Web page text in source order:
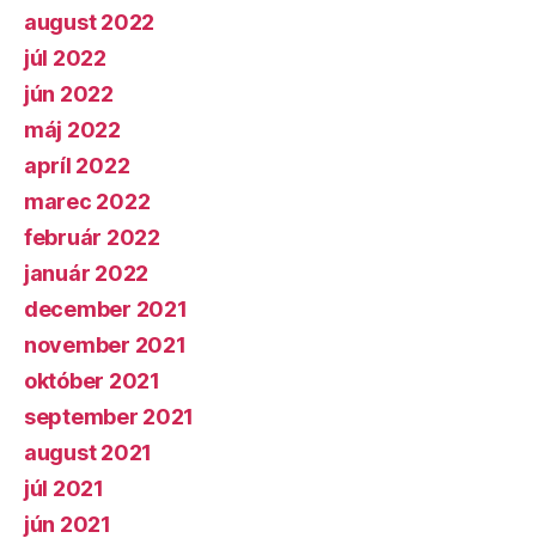
august 2022
júl 2022
jún 2022
máj 2022
apríl 2022
marec 2022
február 2022
január 2022
december 2021
november 2021
október 2021
september 2021
august 2021
júl 2021
jún 2021